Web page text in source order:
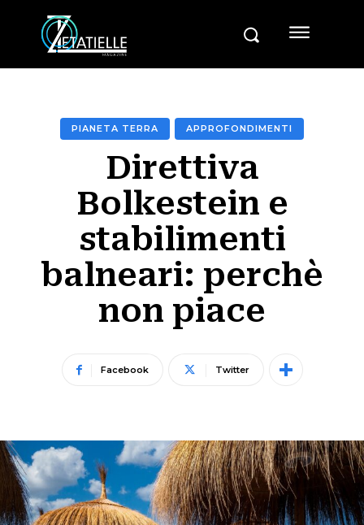
PIANETA TERRA APPROFONDIMENTI
Direttiva
Bolkestein e
stabilimenti
balneari: perchè
non piace
Facebook Twitter